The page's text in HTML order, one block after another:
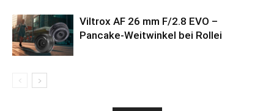
Viltrox AF 26 mm F/2.8 EVO –
Pancake-Weitwinkel bei Rollei